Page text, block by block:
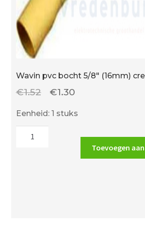
Wavin pvc bocht 5/8″ (16mm)
€1.52
Oorspronkelijke
€1.30Huidige
€1.30.
Eenheid: 1 stuks
Toevoegen